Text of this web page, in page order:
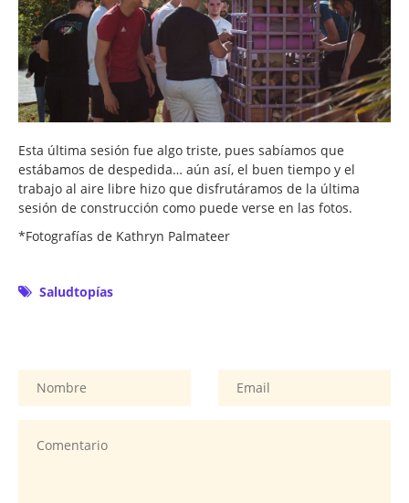
Esta última sesión fue algo triste, pues sabíamos que
estábamos de despedida… aún así, el buen tiempo y el
trabajo al aire libre hizo que disfrutáramos de la última
sesión de construcción como puede verse en las fotos.
*Fotografías de Kathryn Palmateer
Saludtopías